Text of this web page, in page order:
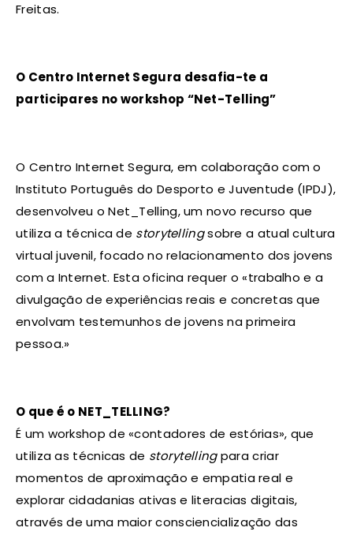
Freitas.
O Centro Internet Segura desafia-te a
participares no workshop “Net-Telling”
O Centro Internet Segura, em colaboração com o
Instituto Português do Desporto e Juventude (IPDJ),
desenvolveu o Net_Telling, um novo recurso que
utiliza a técnica de storytellingsobre a atual cultura
virtual juvenil, focado no relacionamento dos jovens
com a Internet. Esta oficina requer o «trabalho e a
divulgação de experiências reais e concretas que
envolvam testemunhos de jovens na primeira
pessoa.»
O que é o NET_TELLING?
É um workshop de «contadores de estórias», que
utiliza as técnicas de storytellingpara criar
momentos de aproximação e empatia real e
explorar cidadanias ativas e literacias digitais,
através de uma maior consciencialização das